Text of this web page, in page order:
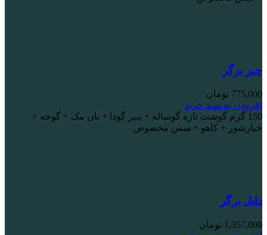
چیز برگر
775,000 تومان
افزودن به سبد خرید
150 گرم گوشت تازه گوساله + پنیر گودا + نان مک + گوجه +
خیارشور + کاهو + سس مخصوص
دابل برگر
1,357,000 تومان